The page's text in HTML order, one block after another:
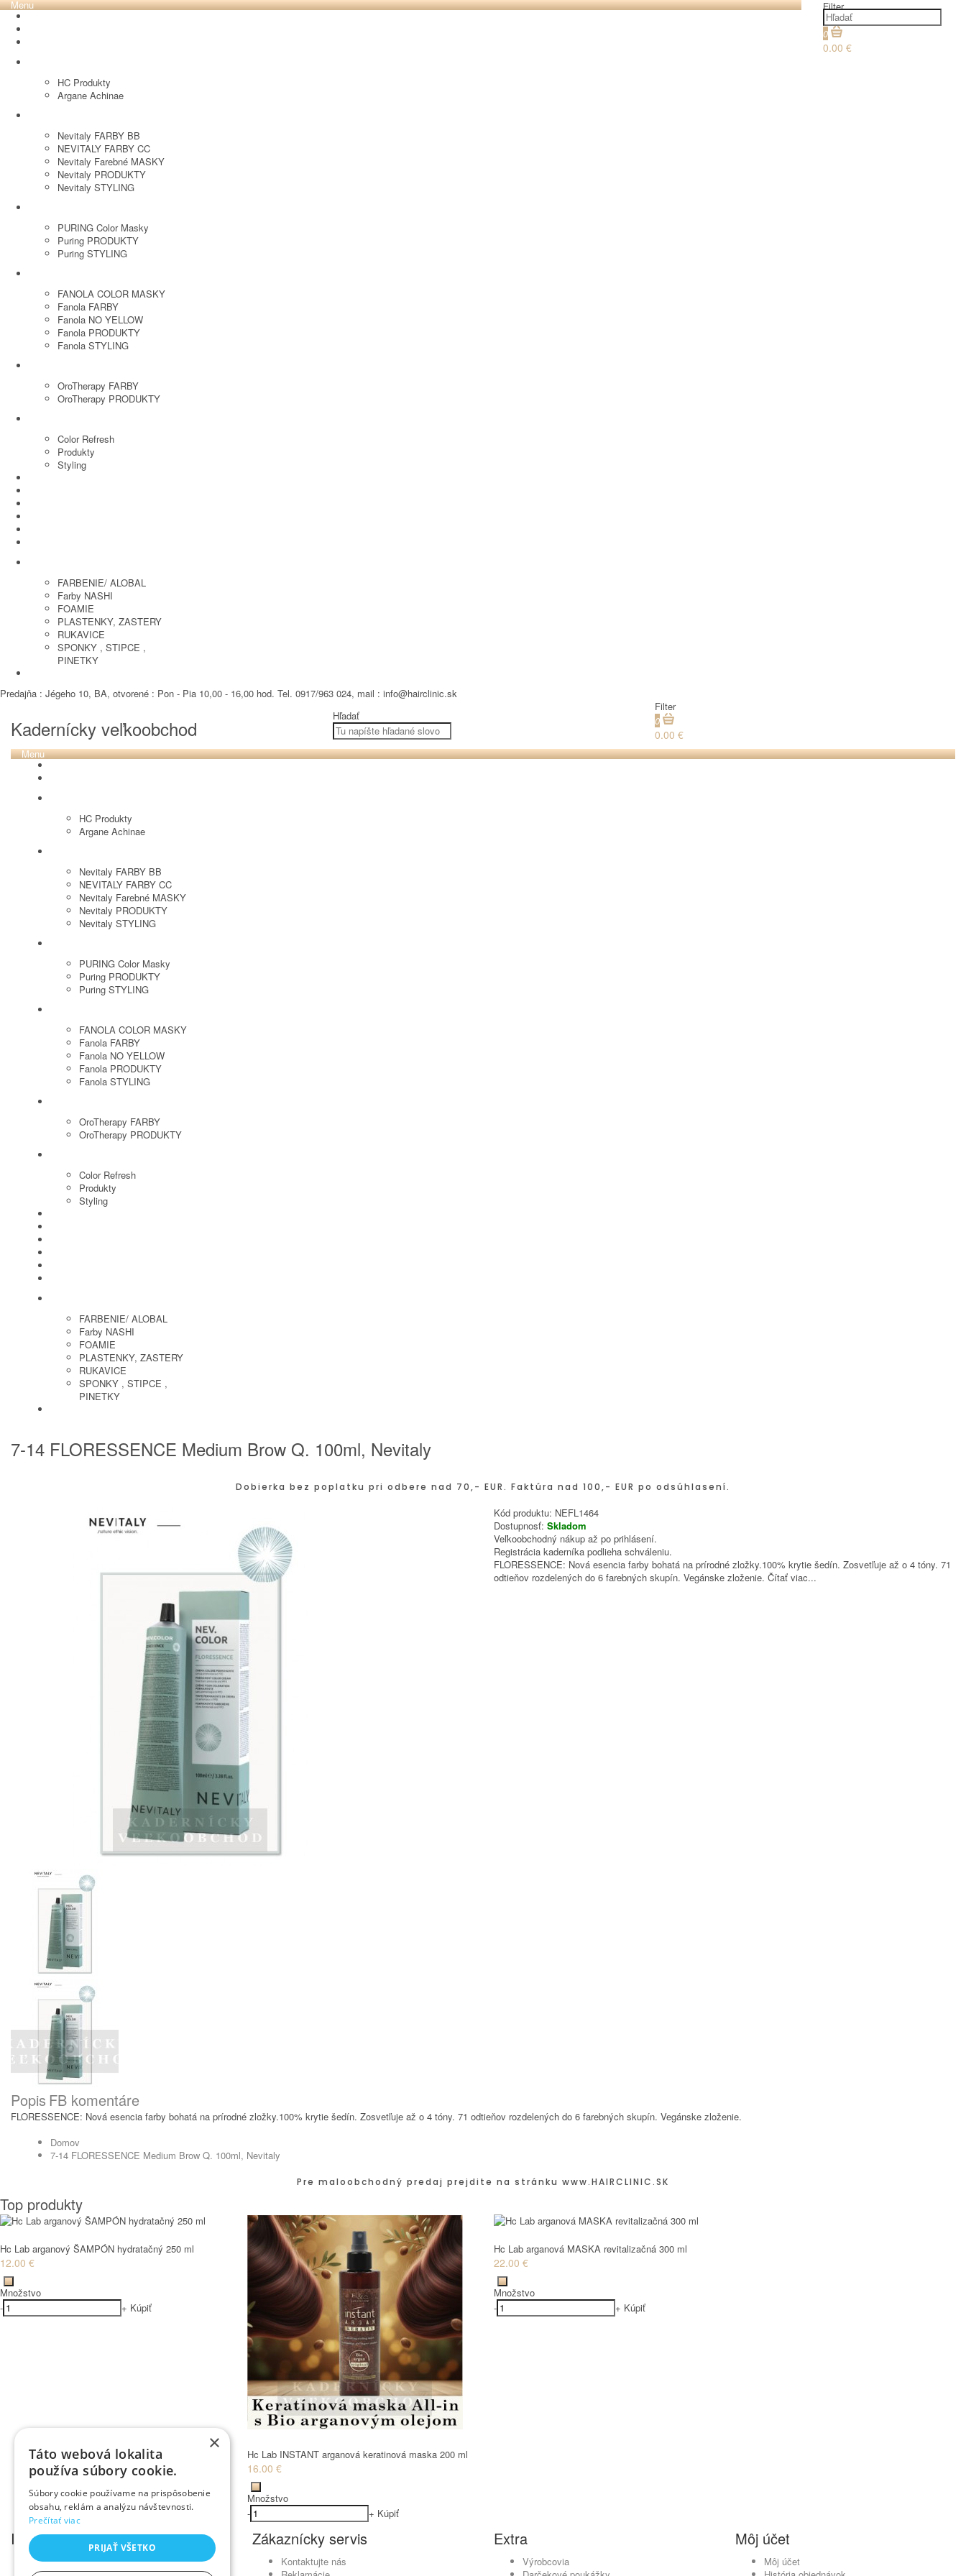
Menu
HC Produkty
Argane Achinae
Nevitaly FARBY BB
NEVITALY FARBY CC
Nevitaly Farebné MASKY
Nevitaly PRODUKTY
Nevitaly STYLING
PURING Color Masky
Puring PRODUKTY
Puring STYLING
FANOLA COLOR MASKY
Fanola FARBY
Fanola NO YELLOW
Fanola PRODUKTY
Fanola STYLING
OroTherapy FARBY
OroTherapy PRODUKTY
Color Refresh
Produkty
Styling
FARBENIE/ ALOBAL
Farby NASHI
FOAMIE
PLASTENKY, ZASTERY
RUKAVICE
SPONKY , STIPCE ,
PINETKY
Filter
0
0.00 €
Predajňa : Jégeho 10, BA, otvorené : Pon - Pia 10,00 - 16,00 hod. Tel. 0917/963 024, mail : info@hairclinic.sk
Kadernícky veľkoobchod Hľadať
Filter
0
0.00 €
Menu
HC Produkty
Argane Achinae
Nevitaly FARBY BB
NEVITALY FARBY CC
Nevitaly Farebné MASKY
Nevitaly PRODUKTY
Nevitaly STYLING
PURING Color Masky
Puring PRODUKTY
Puring STYLING
FANOLA COLOR MASKY
Fanola FARBY
Fanola NO YELLOW
Fanola PRODUKTY
Fanola STYLING
OroTherapy FARBY
OroTherapy PRODUKTY
Color Refresh
Produkty
Styling
FARBENIE/ ALOBAL
Farby NASHI
FOAMIE
PLASTENKY, ZASTERY
RUKAVICE
SPONKY , STIPCE ,
PINETKY
7-14 FLORESSENCE Medium Brow Q. 100ml, Nevitaly
Dobierka bez poplatku pri odbere nad 70,- EUR. Faktúra nad 100,- EUR po odsúhlasení.
Kód produktu: NEFL1464
Dostupnosť: Skladom
Veľkoobchodný nákup až po prihlásení.
Registrácia kaderníka podlieha schváleniu.
FLORESSENCE: Nová esencia farby bohatá na prírodné zložky.100% krytie šedín. Zosvetľuje až o 4 tóny. 71
odtieňov rozdelených do 6 farebných skupín. Vegánske zloženie. Čítať viac...
Popis FB komentáre
FLORESSENCE: Nová esencia farby bohatá na prírodné zložky.100% krytie šedín. Zosvetľuje až o 4 tóny. 71 odtieňov rozdelených do 6 farebných skupín. Vegánske zloženie.
Domov
7-14 FLORESSENCE Medium Brow Q. 100ml, Nevitaly
Pre maloobchodný predaj prejdite na stránku www.HAIRCLINIC.SK
Top produkty
Hc Lab arganový ŠAMPÓN hydratačný 250 ml
12.00 €
Množstvo
-
+ Kúpiť
Hc Lab INSTANT arganová keratinová maska 200 ml
16.00 €
Množstvo
-
+ Kúpiť
Hc Lab arganová MASKA revitalizačná 300 ml
22.00 €
Množstvo
-
+ Kúpiť
Informácie
Obchodné podmienky
Zákaznícky servis
Kontaktujte nás
Extra
Výrobcovia
Môj účet
Môj účet
×
Táto webová lokalita
používa súbory cookie.
Súbory cookie používame na prispôsobenie
obsahu, reklám a analýzu návštevnosti.
Prečítať viac
PRIJAŤ VŠETKO